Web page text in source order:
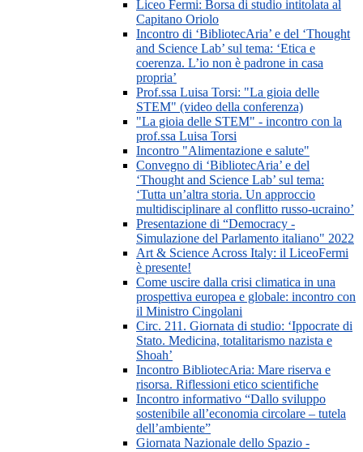
Liceo Fermi: Borsa di studio intitolata al
Capitano Oriolo
Incontro di ‘BibliotecAria’ e del ‘Thought
and Science Lab’ sul tema: ‘Etica e
coerenza. L’io non è padrone in casa
propria’
Prof.ssa Luisa Torsi: "La gioia delle
STEM" (video della conferenza)
"La gioia delle STEM" - incontro con la
prof.ssa Luisa Torsi
Incontro "Alimentazione e salute"
Convegno di ‘BibliotecAria’ e del
‘Thought and Science Lab’ sul tema:
‘Tutta un’altra storia. Un approccio
multidisciplinare al conflitto russo-ucraino’
Presentazione di “Democracy -
Simulazione del Parlamento italiano" 2022
Art & Science Across Italy: il LiceoFermi
è presente!
Come uscire dalla crisi climatica in una
prospettiva europea e globale: incontro con
il Ministro Cingolani
Circ. 211. Giornata di studio: ‘Ippocrate di
Stato. Medicina, totalitarismo nazista e
Shoah’
Incontro BibliotecAria: Mare riserva e
risorsa. Riflessioni etico scientifiche
Incontro informativo “Dallo sviluppo
sostenibile all’economia circolare – tutela
dell’ambiente”
Giornata Nazionale dello Spazio -